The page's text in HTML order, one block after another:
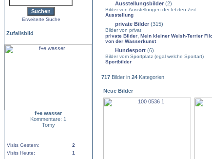
Erweiterte Suche
Zufallsbild
f+e wasser
Kommentare: 1
Tomy
Visits Gestern:
2
Visits Heute:
1
Ausstellungsbilder (2)
Bilder von Ausstellungen der letzten Zeit
Ausstellung
private Bilder (315)
Bilder von privat
private Bilder Mein kleiner Welsh-Terrier
von der Wasserkunst
Hundesport (6)
Bilder vom Sportplatz (egal welche Sportart)
Sportbilder
717 Bilder in 24 Kategorien.
Neue Bilder